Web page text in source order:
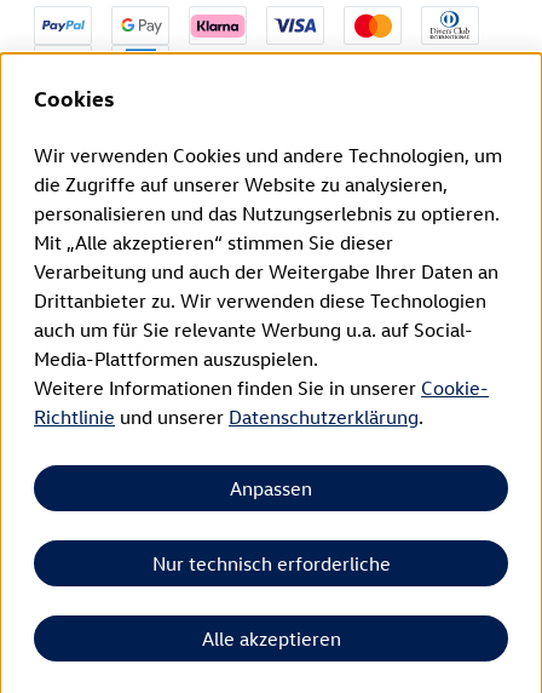
Den Widerruf deines Vertrags kannst du innerhalb der
Vertrag widerrufen
Impressum
Datenschutzerklärung
AGB
WEEE-Registrierung
Cookie Richtlinien
Widerrufsrecht
EU Data Act
Barrierefreiheit
Copyright © 2026
Cookies
Wir verwenden Cookies und andere Technologien, um
die Zugriffe auf unserer Website zu analysieren,
personalisieren und das Nutzungserlebnis zu optieren.
Mit „Alle akzeptieren“ stimmen Sie dieser
Verarbeitung und auch der Weitergabe Ihrer Daten an
Drittanbieter zu. Wir verwenden diese Technologien
auch um für Sie relevante Werbung u.a. auf Social-
Media-Plattformen auszuspielen.
Weitere Informationen finden Sie in unserer Cookie-
Richtlinie und unserer Datenschutzerklärung.
Anpassen
Nur technisch erforderliche
Alle akzeptieren